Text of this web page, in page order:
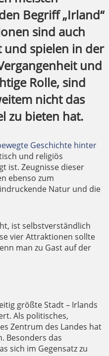
Begriff „Irland“
sind auch
spielen in der
und
Rolle, sind
nicht das
zu bieten hat.
Geschichte hinter
und religiös
ist. Zeugnisse dieser
ebenso zum
Natur und die
ist selbstverständlich
vier Attraktionen sollte
man zu Gast auf der
größte Stadt – Irlands
Als politisches,
Zentrum des Landes hat
Besonders das
sich im Gegensatz zu